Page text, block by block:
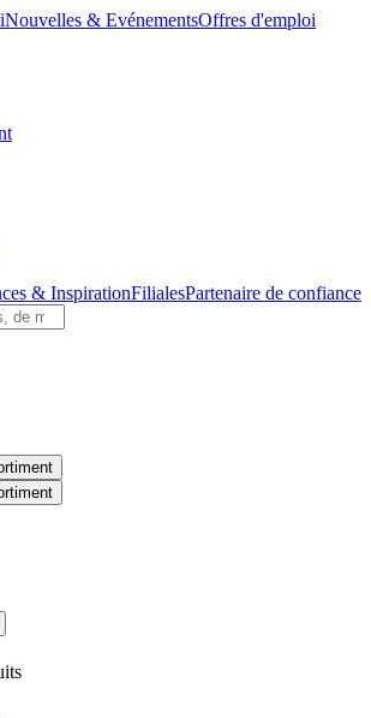
Nouvelles & EvénementsOffres d'emploi
& InspirationFilialesPartenaire de confiance